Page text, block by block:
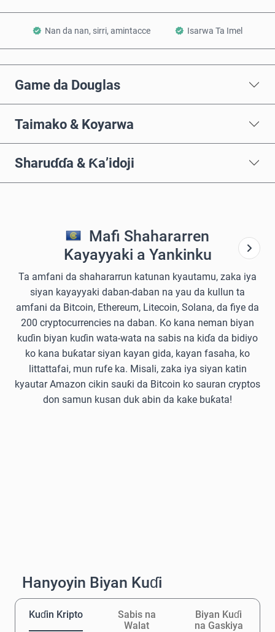
Nan da nan, sirri, amintacce Isarwa Ta Imel
Game da Douglas
Taimako & Koyarwa
Sharuɗɗa & Ƙa’idoji
Mafi Shahararren
Kayayyaki a Yankinku
Ta amfani da shahararrun katunan kyautamu, zaka iya
siyan kayayyaki daban-daban na yau da kullun ta
amfani da Bitcoin, Ethereum, Litecoin, Solana, da fiye da
200 cryptocurrencies na daban. Ko kana neman biyan
kuɗin biyan kuɗin wata-wata na sabis na kiɗa da bidiyo
ko kana buƙatar siyan kayan gida, kayan fasaha, ko
littattafai, mun rufe ka. Misali, zaka iya siyan katin
kyautar Amazon cikin sauƙi da Bitcoin ko sauran cryptos
don samun kusan duk abin da kake buƙata!
Hanyoyin Biyan Kuɗi
Kuɗin Kripto
Sabis na
Walat
Biyan Kuɗi
na Gaskiya